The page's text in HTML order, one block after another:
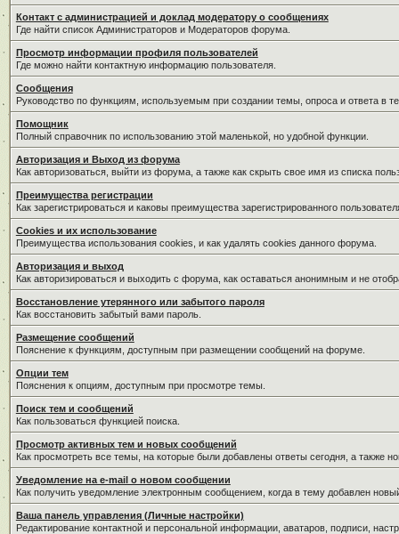
Контакт с администрацией и доклад модератору о сообщениях
Где найти список Администраторов и Модераторов форума.
Просмотр информации профиля пользователей
Где можно найти контактную информацию пользователя.
Сообщения
Руководство по функциям, используемым при создании темы, опроса и ответа в
Помощник
Полный справочник по использованию этой маленькой, но удобной функции.
Авторизация и Выход из форума
Как авторизоваться, выйти из форума, а также как скрыть свое имя из списка
Преимущества регистрации
Как зарегистрироваться и каковы преимущества зарегистрированного
Cookies и их использование
Преимущества использования cookies, и как удалять cookies данного форума.
Авторизация и выход
Как авторизироваться и выходить с форума, как оставаться анонимным и не
Восстановление утерянного или забытого пароля
Как восстановить забытый вами пароль.
Размещение сообщений
Пояснение к функциям, доступным при размещении сообщений на форуме.
Опции тем
Пояснения к опциям, доступным при просмотре темы.
Поиск тем и сообщений
Как пользоваться функцией поиска.
Просмотр активных тем и новых сообщений
Как просмотреть все темы, на которые были добавлены ответы сегодня, а также
Уведомление на е-mail о новом сообщении
Как получить уведомление электронным сообщением, когда в тему добавлен
Ваша панель управления (Личные настройки)
Редактирование контактной и персональной информации, аватаров, подписи,